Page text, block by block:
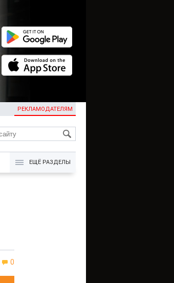
РЕКЛАМОДАТЕЛЯМ
KG
ЕЩЁ РАЗДЕЛЫ
0